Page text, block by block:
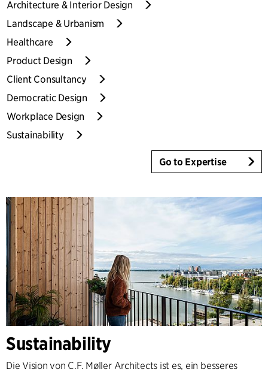
Architecture & Interior Design
Landscape & Urbanism
Healthcare
Product Design
Client Consultancy
Democratic Design
Workplace Design
Sustainability
Go to Expertise
Sustainability
Die Vision von C.F. Møller Architects ist es, ein besseres